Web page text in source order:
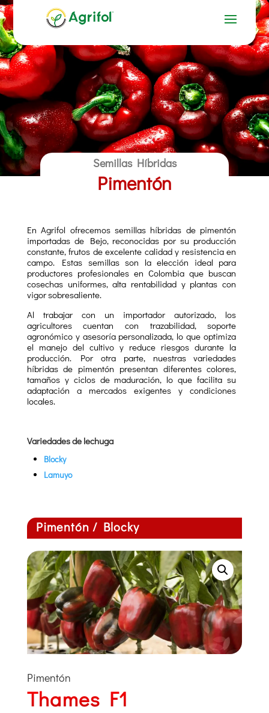
Semillas Híbridas
Pimentón
Variedades de lechuga
Blocky
Lamuyo
En Agrifol ofrecemos semillas híbridas de pimentón
importadas de Bejo, reconocidas por su producción
constante, frutos de excelente calidad y resistencia en
campo. Estas semillas son la elección ideal para
productores profesionales en Colombia que buscan
cosechas uniformes, alta rentabilidad y plantas con
vigor sobresaliente.
Al trabajar con un importador autorizado, los
agricultores cuentan con trazabilidad, soporte
agronómico y asesoría personalizada, lo que optimiza
el manejo del cultivo y reduce riesgos durante la
producción. Por otra parte, nuestras variedades
híbridas de pimentón presentan diferentes colores,
tamaños y ciclos de maduración, lo que facilita su
adaptación a mercados exigentes y condiciones
locales.
Pimentón / Blocky
Pimentón
Thames F1